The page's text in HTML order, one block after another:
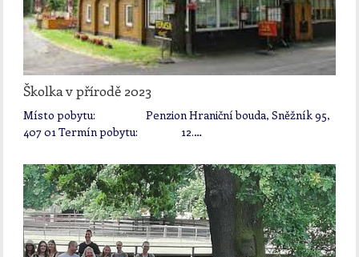
Školka v přírodě 2023
Místo pobytu: Penzion Hraniční bouda, Sněžník 95,
407 01 Termín pobytu: 12.…